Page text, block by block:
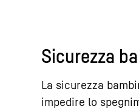
Sicurezza
La sicurezza
impedire lo